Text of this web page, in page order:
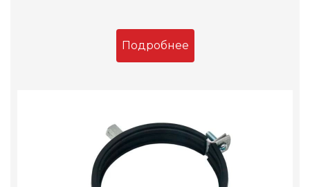
Подробнее